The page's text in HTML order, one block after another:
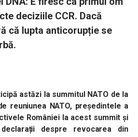
deciziile CCR. Dacă
că lupta anticorupție se
astăzi la summitul NATO de la
reuniunea NATO, președintele a
României la acest summit și
despre revocarea din